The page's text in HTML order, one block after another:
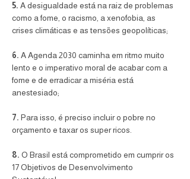
5. A desigualdade está na raiz de problemas
como a fome, o racismo, a xenofobia, as
crises climáticas e as tensões geopolíticas;
6. A Agenda 2030 caminha em ritmo muito
lento e o imperativo moral de acabar com a
fome e de erradicar a miséria está
anestesiado;
7. Para isso, é preciso incluir o pobre no
orçamento e taxar os super ricos.
8. O Brasil está comprometido em cumprir os
17 Objetivos de Desenvolvimento